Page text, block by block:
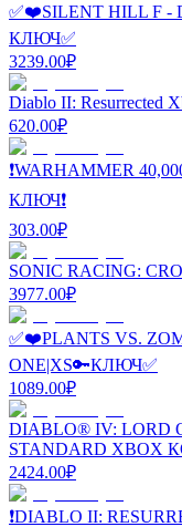
✅❤️SILENT HILL F -
КЛЮЧ✅
3239.00₽
Diablo II: Resurrected
620.00₽
❗WARHAMMER
КЛЮЧ❗
303.00₽
SONIC RACING:
3977.00₽
✅❤️PLANTS VS.
ONE|XS🔑КЛЮЧ✅
1089.00₽
DIABLO® IV:
STANDARD XBOX
2424.00₽
❗DIABLO II: